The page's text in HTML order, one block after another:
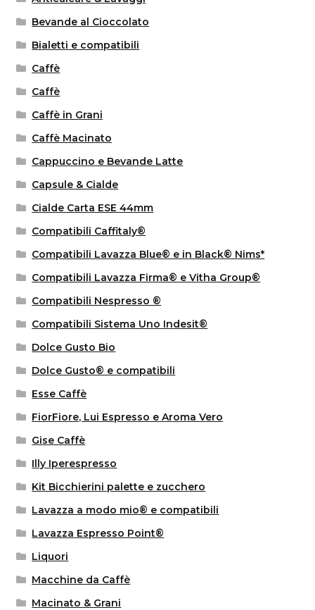
Bevande al Cioccolato
Bialetti e compatibili
Caffè
Caffè
Caffè in Grani
Caffè Macinato
Cappuccino e Bevande Latte
Capsule & Cialde
Cialde Carta ESE 44mm
Compatibili Caffitaly®
Compatibili Lavazza Blue® e in Black® Nims*
Compatibili Lavazza Firma® e Vitha Group®
Compatibili Nespresso ®
Compatibili Sistema Uno Indesit®
Dolce Gusto Bio
Dolce Gusto® e compatibili
Esse Caffè
FiorFiore, Lui Espresso e Aroma Vero
Gise Caffè
Illy Iperespresso
Kit Bicchierini palette e zucchero
Lavazza a modo mio® e compatibili
Lavazza Espresso Point®
Liquori
Macchine da Caffè
Macinato & Grani